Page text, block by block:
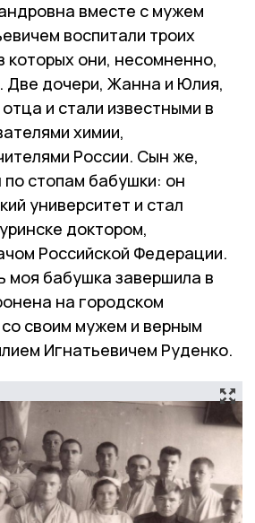
вместе с мужем
воспитали троих
которых они, несомненно,
Две дочери, Жанна и Юлия,
и стали известными в
химии,
России. Сын же,
стопам бабушки: он
университет и стал
доктором,
Российской Федерации.
моя бабушка завершила в
на городском
своим мужем и верным
Игнатьевичем Руденко.